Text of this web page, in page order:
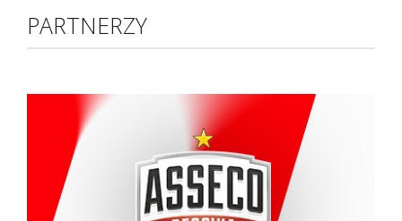
PARTNERZY